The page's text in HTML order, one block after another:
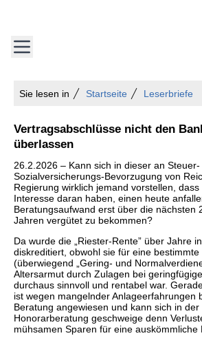
Sie lesen in Startseite Leserbriefe
Vertragsabschlüsse nicht den
überlassen
26.2.2026 – Kann sich in dieser an Steuer-
Sozialversicherungs-Bevorzugung von
Regierung wirklich jemand vorstellen, dass
Interesse daran haben, einen heute
Beratungsaufwand erst über die nächsten
Jahren vergütet zu bekommen?
Da wurde die „Riester-Rente” über Jahre
diskreditiert, obwohl sie für eine bestimmte
(überwiegend „Gering- und
Altersarmut durch Zulagen bei
durchaus sinnvoll und rentabel war.
ist wegen mangelnder Anlageerfahrungen
Beratung angewiesen und kann sich in
Honorarberatung geschweige denn
mühsamen Sparen für eine auskömmliche